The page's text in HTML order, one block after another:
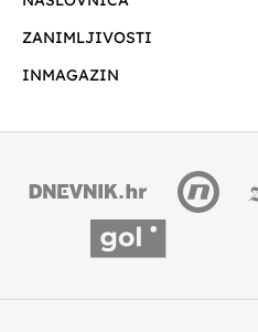
ZANIMLJIVOSTI
INMAGAZIN